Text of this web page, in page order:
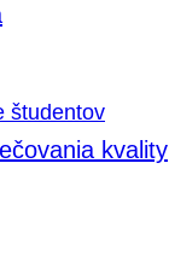
študentov
kvality